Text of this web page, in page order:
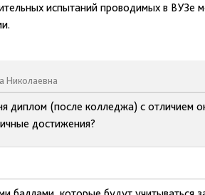
испытаний проводимых в
Николаевна
диплом (после колледжа) с отличием
достижения?